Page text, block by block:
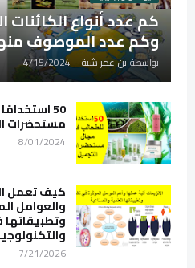
كم عدد أنواع الكائنات
وكم عدد الموصوف
بواسطة بن عمر شبة-
4/15/2024
50
مستحضرات
8/01/2024
كيف تعمل
والعوامل
وتطبيقاتها
7/21/2026